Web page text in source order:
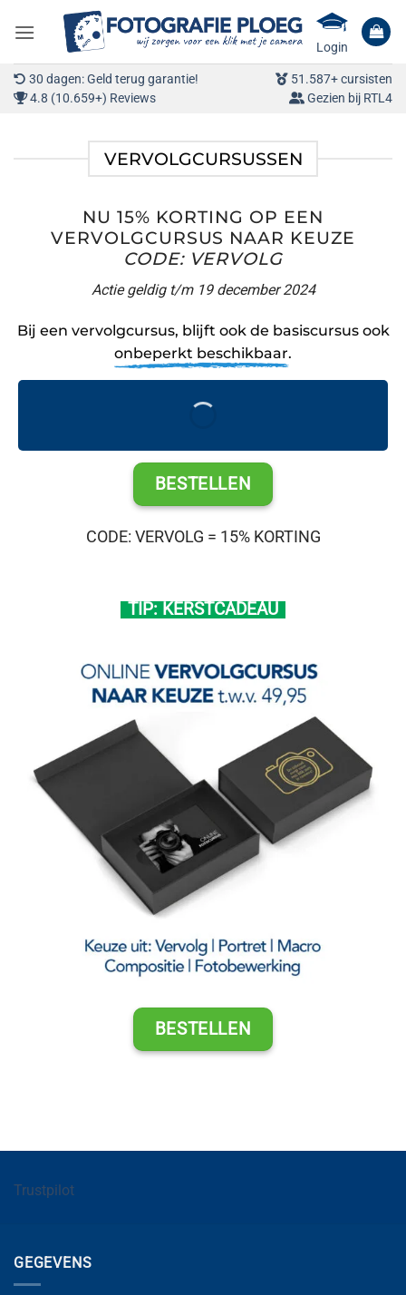
naar
Login
30 dagen: Geld terug garantie!
51.587+ cursisten
4.8 (10.659+) Reviews
Gezien bij RTL4
VERVOLGCURSUSSEN
NU 15% KORTING OP EEN
VERVOLGCURSUS NAAR KEUZE
CODE: VERVOLG
Actie geldig t/m 19 december 2024
Bij een vervolgcursus, blijft ook de basiscursus ook
onbeperkt beschikbaar.
BESTELLEN
CODE: VERVOLG = 15% KORTING
TIP: KERSTCADEAU
BESTELLEN
Trustpilot
GEGEVENS